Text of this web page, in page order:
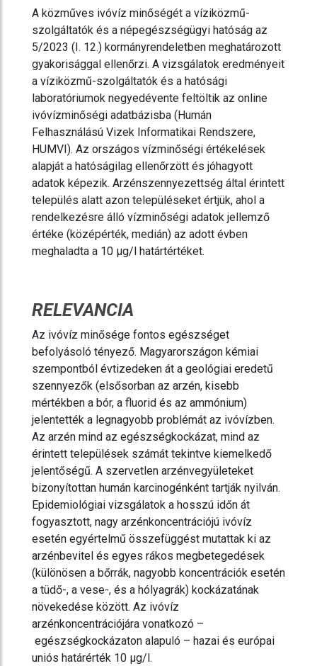
A közműves ivóvíz minőségét a víziközmű-
szolgáltatók és a népegészségügyi hatóság az
5/2023 (I. 12.) kormányrendeletben meghatározott
gyakorisággal ellenőrzi. A vizsgálatok eredményeit
a víziközmű-szolgáltatók és a hatósági
laboratóriumok negyedévente feltöltik az online
ivóvízminőségi adatbázisba (Humán
Felhasználású Vizek Informatikai Rendszere,
HUMVI). Az országos vízminőségi értékelések
alapját a hatóságilag ellenőrzött és jóhagyott
adatok képezik. Arzénszennyezettség által érintett
település alatt azon településeket értjük, ahol a
rendelkezésre álló vízminőségi adatok jellemző
értéke (középérték, medián) az adott évben
meghaladta a 10 µg/l határtértéket.
RELEVANCIA
Az ivóvíz minősége fontos egészséget
befolyásoló tényező. Magyarországon kémiai
szempontból évtizedeken át a geológiai eredetű
szennyezők (elsősorban az arzén, kisebb
mértékben a bór, a fluorid és az ammónium)
jelentették a legnagyobb problémát az ivóvízben.
Az arzén mind az egészségkockázat, mind az
érintett települések számát tekintve kiemelkedő
jelentőségű. A szervetlen arzénvegyületeket
bizonyítottan humán karcinogénként tartják nyilván.
Epidemiológiai vizsgálatok a hosszú időn át
fogyasztott, nagy arzénkoncentrációjú ivóvíz
esetén egyértelmű összefüggést mutattak ki az
arzénbevitel és egyes rákos megbetegedések
(különösen a bőrrák, nagyobb koncentrációk esetén
a tüdő-, a vese-, és a hólyagrák) kockázatának
növekedése között. Az ivóvíz
arzénkoncentrációjára vonatkozó –
egészségkockázaton alapuló – hazai és európai
uniós határérték 10 µg/l.